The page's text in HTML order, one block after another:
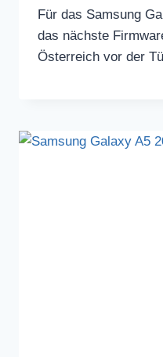
Für das Samsung
das nächste
Österreich vor der